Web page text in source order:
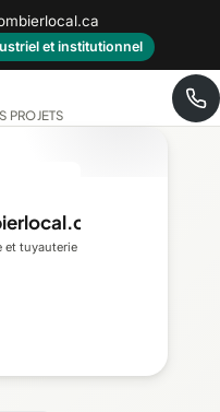
et institutionnel
PROJETS
et tuyauterie